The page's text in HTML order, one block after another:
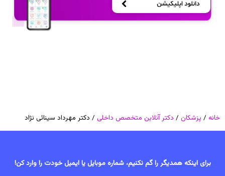
خانه / پزشکان / دکتر آنلاین متخصص داخلی / دکتر مهرداد سینائی نژاد
برای اینکه همدیگر را گم نکنیم، شماره موبایل یا ایمیل خودت را وارد کن!